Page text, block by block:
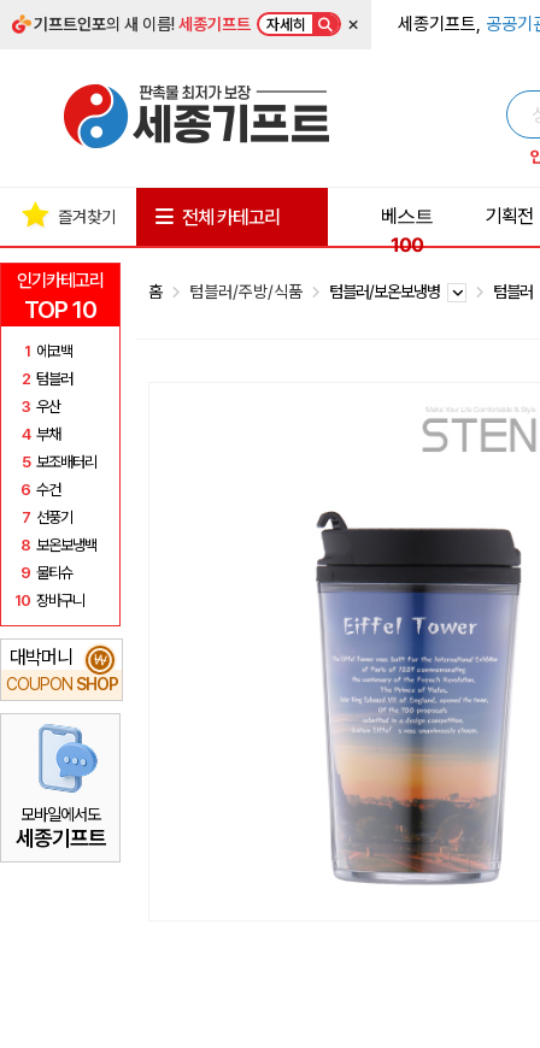
기프트인포의 새 이름!세종기프트 자세히 × 세종기프트, 공공기
인기카테고리
TOP 10
1 에코백
2 텀블러
3 우산
4 부채
5 보조배터리
6 수건
7 선풍기
8 보온보냉백
9 물티슈
10 장바구니
대박머니
COUPON SHOP
₩
모바일에서도
세종기프트
즐겨찾기 전체 카테고리
베스트
100
기획전
홈 텀블러/주방/식품 텀블러/보온보냉병 텀블러